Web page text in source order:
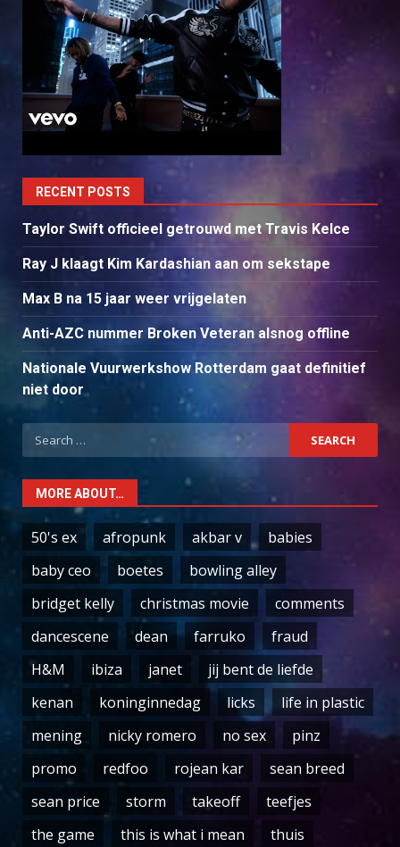
RECENT POSTS
Taylor Swift officieel getrouwd met Travis Kelce
Ray J klaagt Kim Kardashian aan om sekstape
Max B na 15 jaar weer vrijgelaten
Anti-AZC nummer Broken Veteran alsnog offline
Nationale Vuurwerkshow Rotterdam gaat definitief
niet door
Search
for:
MORE ABOUT…
50's ex afropunk akbar v
babies
baby ceo
boetes
bowling alley
bridget kelly
christmas movie
comments
dancescene
dean farruko
fraud
H&M
ibiza janet
jij bent de liefde
kenan
koninginnedag licks
life in plastic
mening
nicky romero no sex
pinz
promo
redfoo rojean kar
sean breed
sean price
storm takeoff
teefjes
the game
this is what i mean thuis